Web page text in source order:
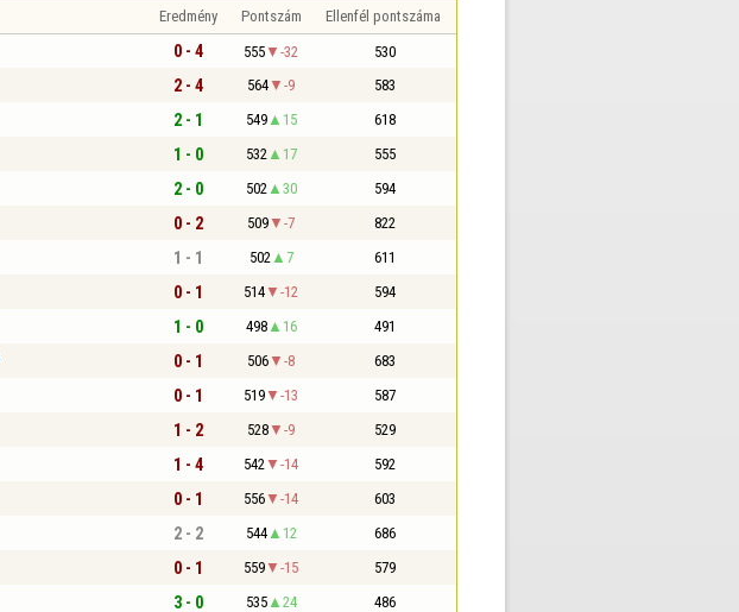
Eredmény Pontszám Ellenfél pontszáma
0 - 4 555 -32 530
2 - 4 564 -9 583
2 - 1 549 15 618
1 - 0 532 17 555
2 - 0 502 30 594
0 - 2 509 -7 822
1 - 1 502 7 611
0 - 1 514 -12 594
1 - 0 498 16 491
0 - 1 506 -8 683
0 - 1 519 -13 587
1 - 2 528 -9 529
1 - 4 542 -14 592
0 - 1 556 -14 603
2 - 2 544 12 686
0 - 1 559 -15 579
3 - 0 535 24 486